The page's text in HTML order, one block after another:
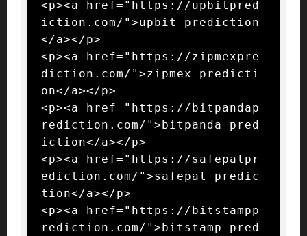
<p><a href="https://upbitpred
iction.com/">upbit prediction
</a></p>
<p><a href="https://zipmexpre
diction.com/">zipmex predicti
on</a></p>
<p><a href="https://bitpandap
rediction.com/">bitpanda pred
iction</a></p>
<p><a href="https://safepalpr
ediction.com/">safepal predic
tion</a></p>
<p><a href="https://bitstampp
rediction.com/">bitstamp pred